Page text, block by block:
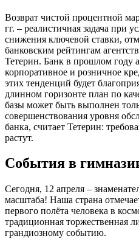
Возврат чистой процентной
гг. – реалистичная задача при
снижения ключевой ставки,
банковским рейтингам
Тетерин. Банк в прошлом году
корпоративное и розничное
этих тенденций будет
длинном горизонте план по
базы может быть выполнен
совершенствования уровня
банка, считает Тетерин:
растут.
События в
Сегодня, 12 апреля –
масштаба! Наша страна
первого полёта человека в
традиционная торжественная
грандиозному событию.